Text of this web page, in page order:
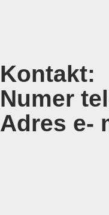
Kontakt:
Numer
Adres e-